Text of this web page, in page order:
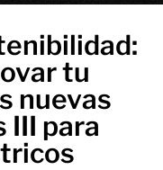
tu
nuevas
III para